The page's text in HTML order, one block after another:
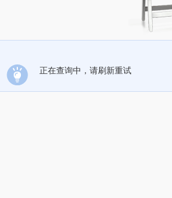
正在查询中，请刷新重试